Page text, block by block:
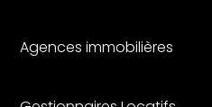
Agences immobilières